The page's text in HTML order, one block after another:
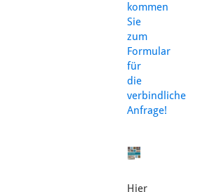
kommen
Sie
zum
Formular
für
die
verbindliche
Anfrage!
Hier